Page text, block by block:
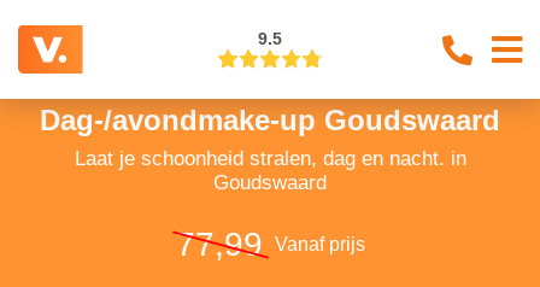
9.5
Dag-/avondmake-up Goudswaard
Laat je schoonheid stralen, dag en nacht. in
Goudswaard
77,99 Vanaf prijs